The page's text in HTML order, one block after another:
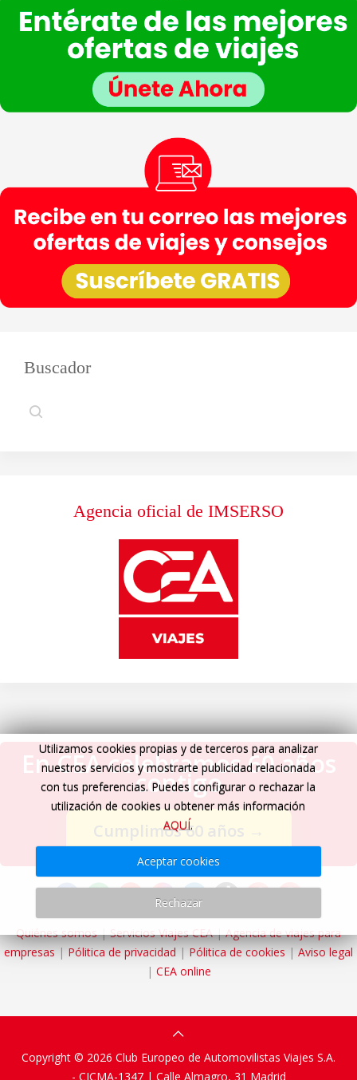
Información adicional
de VIAJESCEA encontrarás
información adicional sobre la recopilación y el uso de su información personal por parte
de VIAJESCEA, incluida información sobre acceso, conservación, rectificación, eliminación,
seguridad y otros temas.
Buscador
Agencia oficial de IMSERSO
En CEA celebramos 60 años
contigo
Cumplimos 60 años →
Quiénes somos|Servicios Viajes CEA|Agencia de viajes para
empresas | Pólitica de privacidad | Pólitica de cookies | Aviso legal
| CEA online
Copyright © 2026 Club Europeo de Automovilistas Viajes S.A.
- CICMA-1347 | Calle Almagro, 31 Madrid
Utilizamos cookies propias y de terceros para analizar
nuestros servicios y mostrarte publicidad relacionada
con tus preferencias. Puedes configurar o rechazar la
utilización de cookies u obtener más información
AQUÍ.
Aceptar cookies
Rechazar